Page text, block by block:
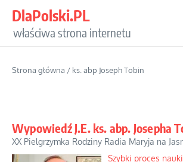
DlaPolski.PL
właściwa strona internetu
Strona główna / ks. abp Joseph Tobin
Wypowiedź J.E. ks. abp. Josepha
XX Pielgrzymka Rodziny Radia Maryja na
Szybki proces